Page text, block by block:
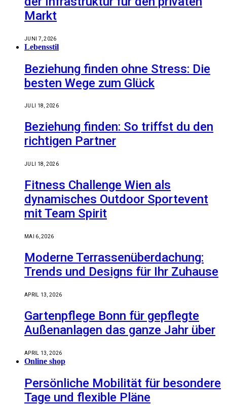
Markt
JUNI 7, 2026
Lebensstil
Beziehung finden ohne Stress: Die
besten Wege zum Glück
JULI 18, 2026
Beziehung finden: So triffst du den
richtigen Partner
JULI 18, 2026
Fitness Challenge Wien als
dynamisches Outdoor Sportevent
mit Team Spirit
MAI 6, 2026
Moderne Terrassenüberdachung:
Trends und Designs für Ihr Zuhause
APRIL 13, 2026
Gartenpflege Bonn für gepflegte
Außenanlagen das ganze Jahr über
APRIL 13, 2026
Online shop
Persönliche Mobilität für besondere
Tage und flexible Pläne